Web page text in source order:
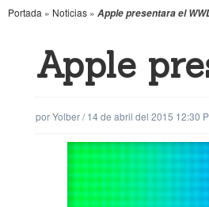
Portada » Noticias » Apple presentara el
Apple
porYolber/14 de abril del 2015 12:30